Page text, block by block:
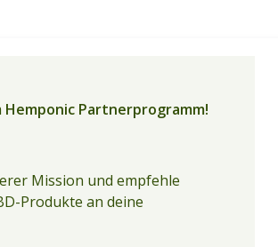
Hemponic Partnerprogramm!
Mission und empfehle
Produkte an deine